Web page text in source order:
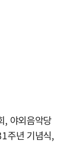
, 야외음악당
주년 기념식,